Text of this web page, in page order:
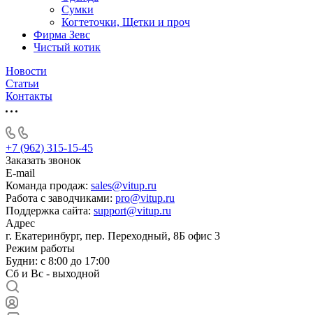
Сумки
Когтеточки, Щетки и проч
Фирма Зевс
Чистый котик
Новости
Статьи
Контакты
+7 (962) 315-15-45
Заказать звонок
E-mail
Команда продаж: sales@vitup.ru
Работа с заводчиками: pro@vitup.ru
Поддержка сайта: support@vitup.ru
Адрес
г. Екатеринбург, пер. Переходный, 8Б офис 3
Режим работы
Будни: с 8:00 до 17:00
Сб и Вс - выходной